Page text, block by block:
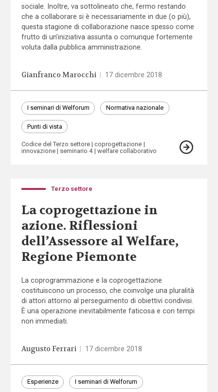
sociale. Inoltre, va sottolineato che, fermo restando
che a collaborare si è necessariamente in due (o più),
questa stagione di collaborazione nasce spesso come
frutto di un’iniziativa assunta o comunque fortemente
voluta dalla pubblica amministrazione.
Gianfranco Marocchi 17 dicembre 2018
I seminari di Welforum Normativa nazionale
Punti di vista
Codice del Terzo settore
coprogettazione
innovazione
seminario 4 welfare collaborativo
Terzo settore
La coprogettazione in
azione. Riflessioni
dell’Assessore al Welfare,
Regione Piemonte
La coprogrammazione e la coprogettazione
costituiscono un processo, che coinvolge una pluralità
di attori attorno al perseguimento di obiettivi condivisi.
È una operazione inevitabilmente faticosa e con tempi
non immediati.
Augusto Ferrari 17 dicembre 2018
Esperienze I seminari di Welforum